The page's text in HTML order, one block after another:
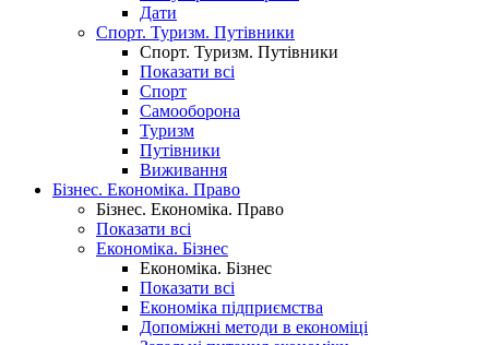
Дати
Спорт. Туризм. Путівники
Спорт. Туризм. Путівники
Показати всі
Спорт
Самооборона
Туризм
Путівники
Виживання
Бізнес. Економіка. Право
Бізнес. Економіка. Право
Показати всі
Економіка. Бізнес
Економіка. Бізнес
Показати всі
Економіка підприємства
Допоміжні методи в економіці